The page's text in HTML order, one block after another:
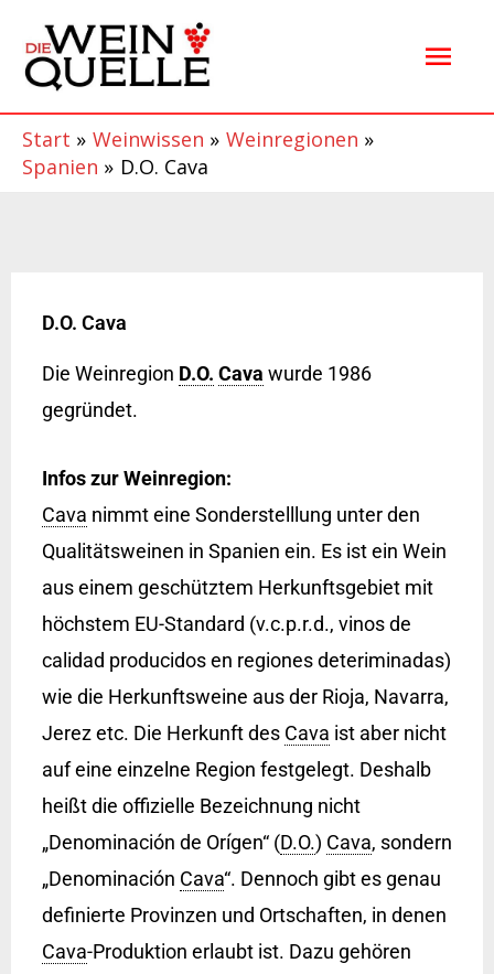
Inhalt
springen
Start Weinwissen
Weinregionen
Spanien
D.O. Cava
D.O. Cava
Die Weinregion D.O. Cava wurde 1986
gegründet.
Infos zur Weinregion:
Cava nimmt eine Sonderstelllung unter den
Qualitätsweinen in Spanien ein. Es ist ein Wein
aus einem geschütztem Herkunftsgebiet mit
höchstem EU-Standard (v.c.p.r.d., vinos de
calidad producidos en regiones deteriminadas)
wie die Herkunftsweine aus der Rioja, Navarra,
Jerez etc. Die Herkunft des Cava ist aber nicht
auf eine einzelne Region festgelegt. Deshalb
heißt die offizielle Bezeichnung nicht
„Denominación de Orígen“ (D.O.) Cava, sondern
„Denominación Cava“. Dennoch gibt es genau
definierte Provinzen und Ortschaften, in denen
Cava-Produktion erlaubt ist. Dazu gehören